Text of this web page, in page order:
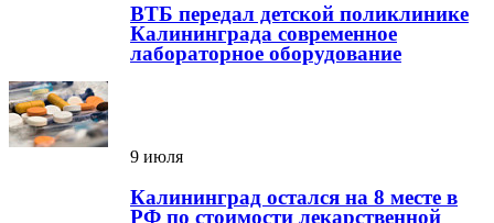
ВТБ передал детской поликлинике
Калининграда современное
лабораторное оборудование
9 июля
Калининград остался на 8 месте в
РФ по стоимости лекарственной